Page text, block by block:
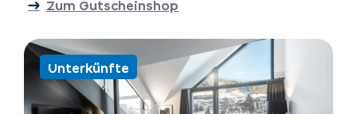
Zum Gutscheinshop
Unterkünfte